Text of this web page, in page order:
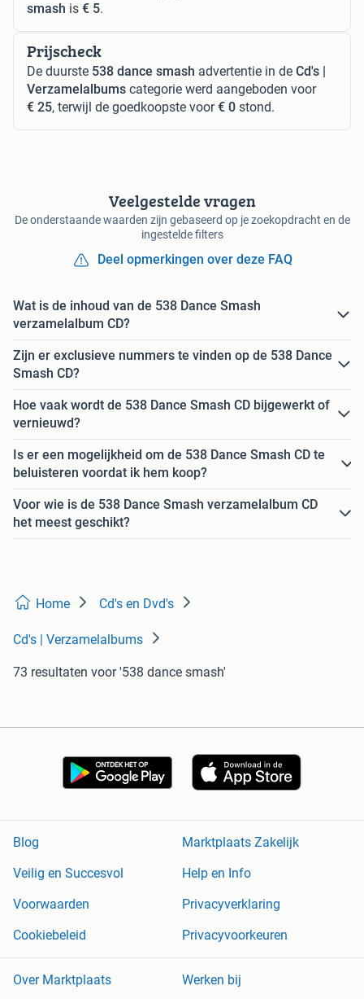
smash is € 5.
Prijscheck
De duurste 538 dance smash advertentie in de Cd's |
Verzamelalbums categorie werd aangeboden voor
€ 25, terwijl de goedkoopste voor€ 0 stond.
Veelgestelde vragen
De onderstaande waarden zijn gebaseerd op je zoekopdracht en de
ingestelde filters
Deel opmerkingen over deze FAQ
Wat is de inhoud van de 538 Dance Smash
verzamelalbum CD?
Zijn er exclusieve nummers te vinden op de 538 Dance
Smash CD?
Hoe vaak wordt de 538 Dance Smash CD bijgewerkt of
vernieuwd?
Is er een mogelijkheid om de 538 Dance Smash CD te
beluisteren voordat ik hem koop?
Voor wie is de 538 Dance Smash verzamelalbum CD
het meest geschikt?
Home Cd's en Dvd's
Cd's | Verzamelalbums
73 resultaten voor '538 dance smash'
Blog
Marktplaats Zakelijk
Veilig en Succesvol
Help en Info
Voorwaarden
Privacyverklaring
Cookiebeleid
Privacyvoorkeuren
Over Marktplaats Werken bij